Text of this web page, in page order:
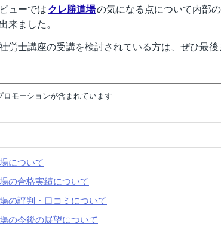
ューではクレ勝道場の気になる点について内部
来ました。
労士講座の受講を検討されている方は、ぜひ最
ロモーションが含まれています
について
の合格実績について
の評判・口コミについて
の今後の展望について